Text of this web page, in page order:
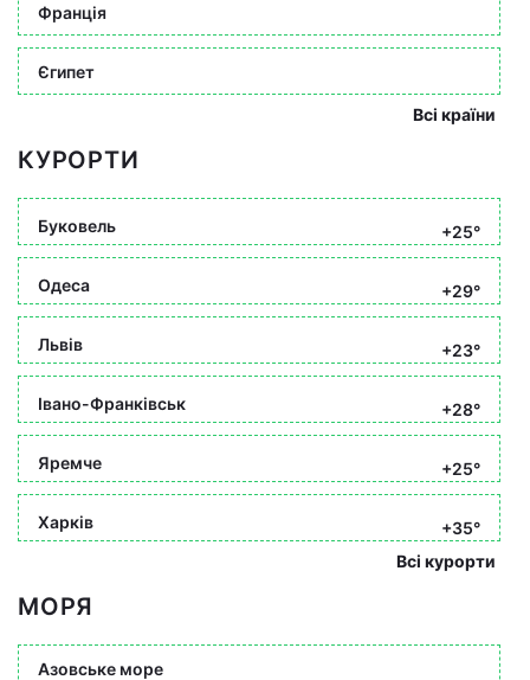
Франція
Єгипет
Всі країни
КУРОРТИ
Буковель +25°
Одеса +29°
Львів +23°
Івано-Франківськ +28°
Яремче +25°
Харків
+35°
Всі курорти
МОРЯ
Азовське море